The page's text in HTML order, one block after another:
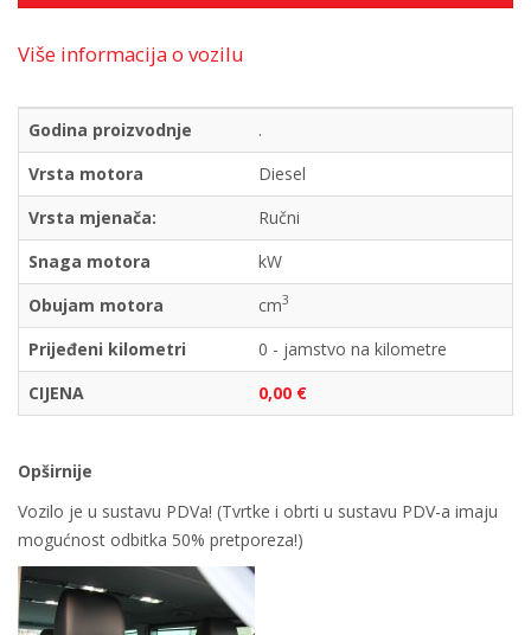
Više informacija o vozilu
Godina proizvodnje
.
Vrsta motora
Diesel
Vrsta mjenača:
Ručni
Snaga motora
kW
Obujam motora
cm3
Prijeđeni kilometri
0 - jamstvo na kilometre
CIJENA
0,00 €
Opširnije
Vozilo je u sustavu PDVa! (Tvrtke i obrti u sustavu PDV-a imaju
mogućnost odbitka 50% pretporeza!)